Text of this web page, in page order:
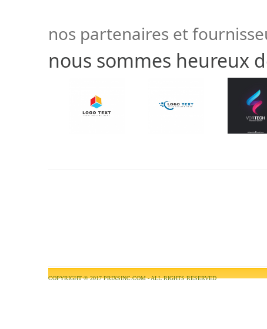
nos partenaires et
nous sommes heureux
COPYRIGHT © 2017PRIXSINC.COM- ALL RIGHTS RESERVED